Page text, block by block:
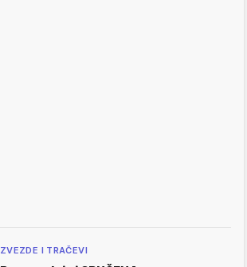
ZVEZDE I TRAČEVI